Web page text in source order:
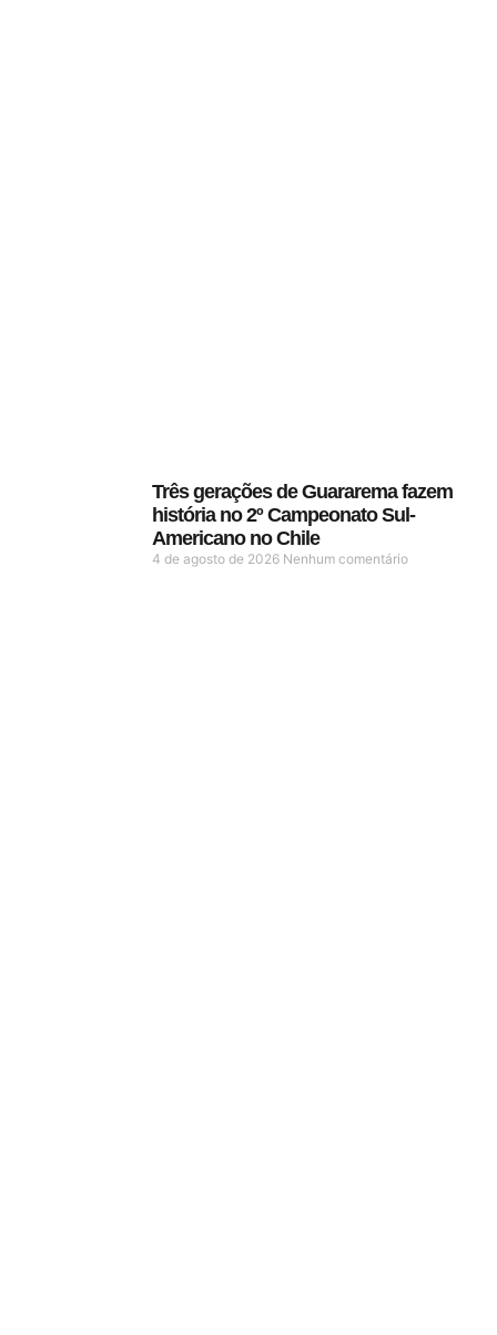
Três gerações de Guararema fazem
história no 2º Campeonato Sul-
Americano no Chile
4 de agosto de 2026 Nenhum comentário